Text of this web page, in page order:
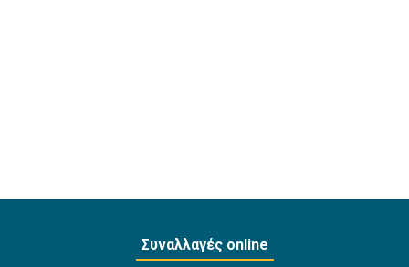
Συναλλαγές online